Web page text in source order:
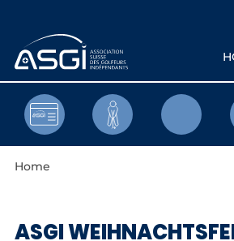
Home
ASGI